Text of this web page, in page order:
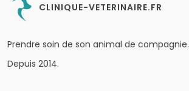
CLINIQUE-VETERINAIRE.FR
Prendre soin de son animal de compagnie.
Depuis 2014.